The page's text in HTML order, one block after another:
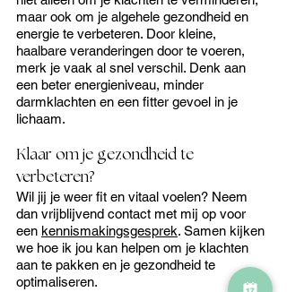
maar ook om je algehele gezondheid en
energie te verbeteren. Door kleine,
haalbare veranderingen door te voeren,
merk je vaak al snel verschil. Denk aan
een beter energieniveau, minder
darmklachten en een fitter gevoel in je
lichaam.
Klaar om je gezondheid te
verbeteren?
Wil jij je weer fit en vitaal voelen? Neem
dan vrijblijvend contact met mij op voor
een kennismakingsgesprek. Samen kijken
we hoe ik jou kan helpen om je klachten
aan te pakken en je gezondheid te
optimaliseren.